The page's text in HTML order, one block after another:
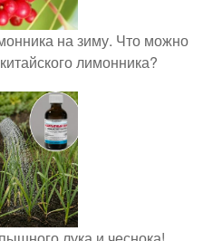
на зиму. Что можно
лимонника?